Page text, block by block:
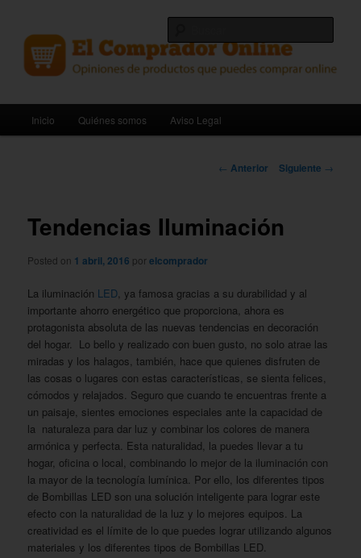
contenido
principalEl Comprador Online
principal
Inicio Quiénes somos Aviso Legal
Navegación
← Anterior Siguiente →
Tendencias Iluminación
Posted on 1 abril, 2016 porelcomprador
La iluminación LED , ya famosa gracias a su durabilidad y al
importante ahorro energético que proporciona, ahora es
protagonista absoluta de las nuevas tendencias en decoración
del hogar. Lo bello y realizado con buen gusto, no solo atrae las
miradas y los halagos, también, hace que quienes disfruten de
las cosas o lugares con estas características, se sienta felices,
cómodos y relajados. Seguro que cuando te encuentras frente a
un paisaje, sientes emociones especiales ante la capacidad de
la naturaleza para dar luz y combinar los colores de manera
armónica y perfecta. Esta naturalidad, la puedes llevar a tu
hogar, oficina o local, combinando lo mejor de la iluminación con
la mayor de la tecnología lumínica. Por ello, los diferentes tipos
de Bombillas LED son una solución inteligente para lograr este
efecto con la naturalidad de la luz y lo mejores equipos. La
creatividad es el límite de lo que puedes lograr utilizando algunos
materiales y los diferentes tipos de Bombillas LED.